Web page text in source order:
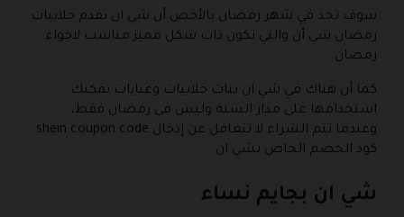
سوف تجد في شهر رمضان بالأخص أن شي ان تقدم جلابيات
رمضان شي أن والتي تكون ذات شكل مميز مناسب لاجواء
رمضان.
كما أن هناك في شي ان بنات جلابيات وعبايات يمكنك
استخدامها على مدار السنة وليس في رمضان فقط،
وعندما تتم الشراء لا تتغافل عن إدخال shein coupon code
كود الخصم الخاص بشي ان.
شي ان بجايم نساء